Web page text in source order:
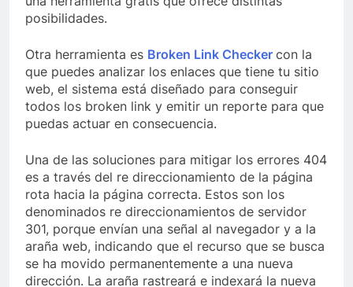
posibilidades.
Otra herramienta es Broken Link Checker con la
que puedes analizar los enlaces que tiene tu sitio
web, el sistema está diseñado para conseguir
todos los broken link y emitir un reporte para que
puedas actuar en consecuencia.
Una de las soluciones para mitigar los errores 404
es a través del re direccionamiento de la página
rota hacia la página correcta. Estos son los
denominados re direccionamientos de servidor
301, porque envían una señal al navegador y a la
araña web, indicando que el recurso que se busca
se ha movido permanentemente a una nueva
dirección. La araña rastreará e indexará la nueva